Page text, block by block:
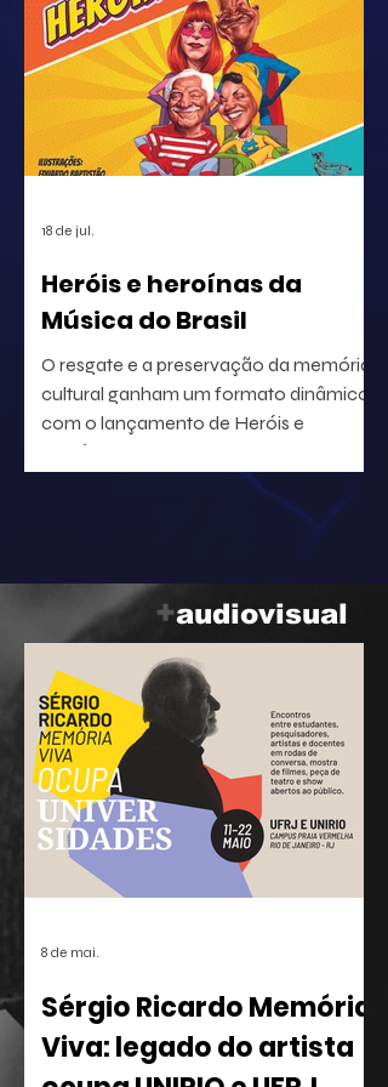
e a distribuição em escala global, a
identificação precisa de ativos musicais
tornou-se a premissa básica para a
correta circulação de rendimentos e
para a segurança jurídica de quem
utiliza o repertório.
Heróis e heroínas da
Música do Brasil
O resgate e a preservação da memória
cultural ganham um formato dinâmico
com o lançamento de Heróis e
heroínas da MPB. O projeto, idealizado
pelo radialista e produtor Geraldo Leite
— integrante do grupo Rumo, nome
Baptistão, propõe uma navegação
interativa pela história da música
popular brasileira.
18 de jul.
+audiovisual
Sérgio Ricardo Memória
Viva: legado do artista
8 de mai.